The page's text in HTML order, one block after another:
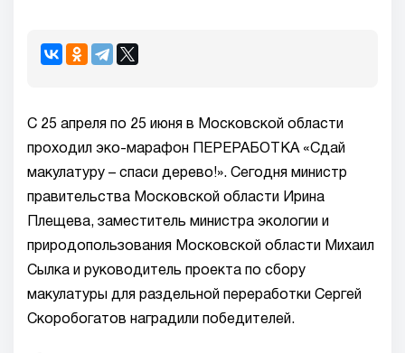
С 25 апреля по 25 июня в Московской области
проходил эко-марафон ПЕРЕРАБОТКА «Сдай
макулатуру – спаси дерево!». Сегодня министр
правительства Московской области Ирина
Плещева, заместитель министра экологии и
природопользования Московской области Михаил
Сылка и руководитель проекта по сбору
макулатуры для раздельной переработки Сергей
Скоробогатов наградили победителей.